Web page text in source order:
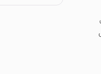
ایمنی تأثیر مثبت داشته باشد.